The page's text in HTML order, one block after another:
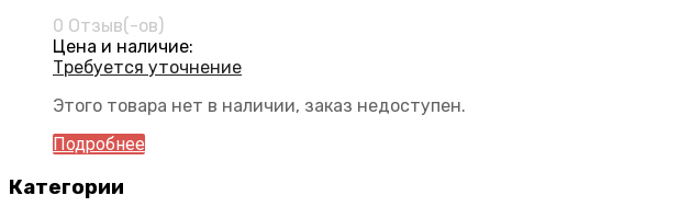
0 Отзыв(-ов)
Цена и наличие:
Требуется уточнение
Этого товара нет в наличии, заказ недоступен.
Подробнее
Категории